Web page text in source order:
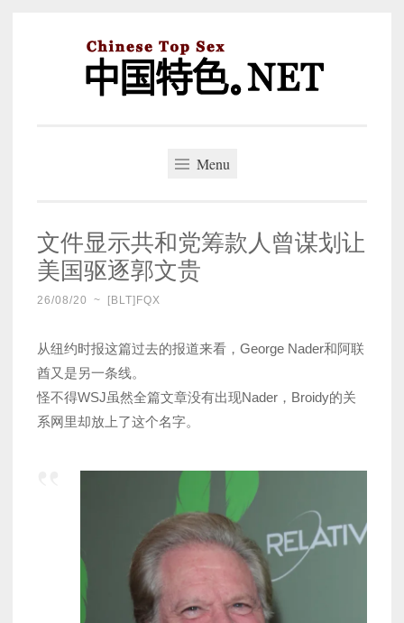
Menu
文件显示共和党筹款人曾谋划让
美国驱逐郭文贵
26/08/20 ~ [BLT]FQX
从纽约时报这篇过去的报道来看，George Nader和阿联
酋又是另一条线。
怪不得WSJ虽然全篇文章没有出现Nader，Broidy的关
系网里却放上了这个名字。